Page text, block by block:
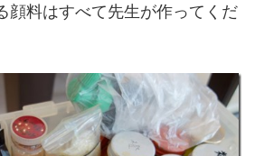
顔料はすべて先生が作ってくだ